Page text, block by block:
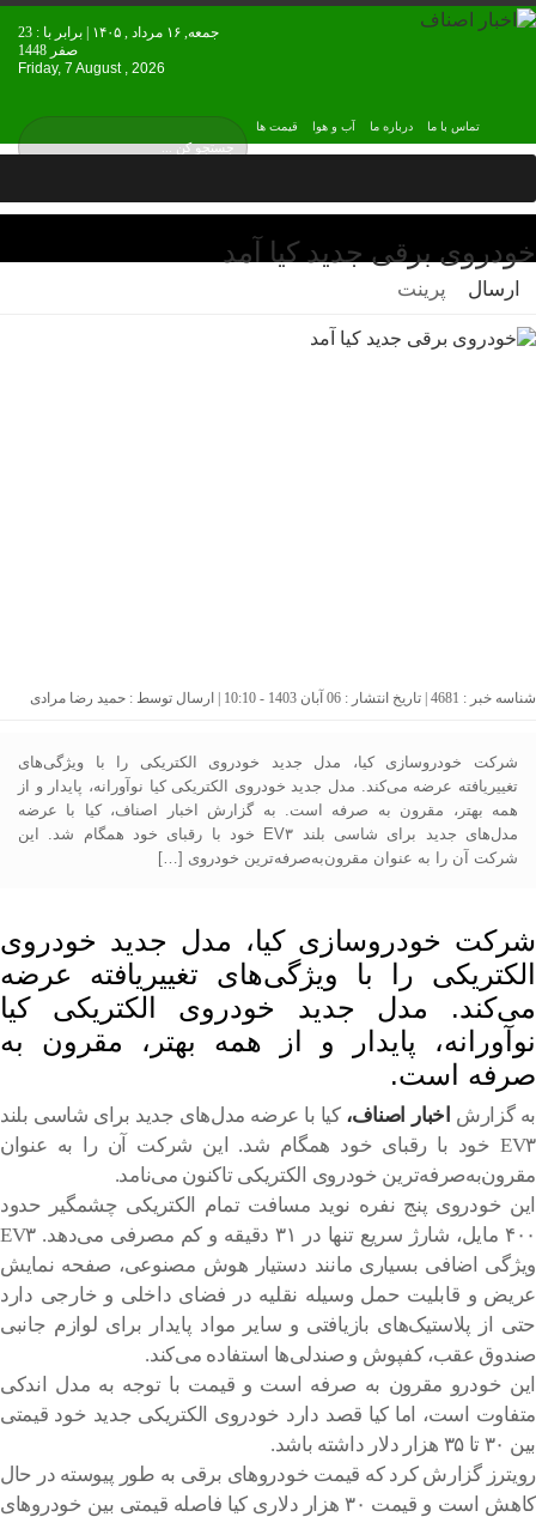
قیمت ها آب و هوا درباره ما تماس با ما
جمعه, ۱۶ مرداد , ۱۴۰۵ | برابر با : 23
صفر 1448
Friday, 7 August , 2026
خودروی برقی جدید کیا آمد
ارسال پرینت
شناسه خبر : 4681 | تاریخ انتشار : 06 آبان 1403 - 10:10 | ارسال توسط : حمید رضا مرادی
شرکت خودروسازی کیا، مدل جدید خودروی الکتریکی را با ویژگی‌های
تغییریافته عرضه می‌کند. مدل جدید خودروی الکتریکی کیا نوآورانه، پایدار و از
همه بهتر، مقرون به صرفه است. به گزارش اخبار اصناف، کیا با عرضه
مدل‌های جدید برای شاسی بلند EV۳ خود با رقبای خود همگام شد. این
شرکت آن را به عنوان مقرون‌به‌صرفه‌ترین خودروی […]
شرکت خودروسازی کیا، مدل جدید خودروی
الکتریکی را با ویژگی‌های تغییریافته عرضه
می‌کند. مدل جدید خودروی الکتریکی کیا
نوآورانه، پایدار و از همه بهتر، مقرون به
صرفه است.
به گزارش اخبار اصناف، کیا با عرضه مدل‌های جدید برای شاسی بلند
EV۳ خود با رقبای خود همگام شد. این شرکت آن را به عنوان
مقرون‌به‌صرفه‌ترین خودروی الکتریکی تاکنون می‌نامد.
این خودروی پنج نفره نوید مسافت تمام الکتریکی چشمگیر حدود
۴۰۰ مایل، شارژ سریع تنها در ۳۱ دقیقه و کم مصرفی می‌دهد. EV۳
ویژگی اضافی بسیاری مانند دستیار هوش مصنوعی، صفحه نمایش
عریض و قابلیت حمل وسیله نقلیه در فضای داخلی و خارجی دارد
حتی از پلاستیک‌های بازیافتی و سایر مواد پایدار برای لوازم جانبی
صندوق عقب، کفپوش و صندلی‌ها استفاده می‌کند.
این خودرو مقرون به صرفه است و قیمت با توجه به مدل اندکی
متفاوت است، اما کیا قصد دارد خودروی الکتریکی جدید خود قیمتی
بین ۳۰ تا ۳۵ هزار دلار داشته باشد.
رویترز گزارش کرد که قیمت خودروهای برقی به طور پیوسته در حال
کاهش است و قیمت ۳۰ هزار دلاری کیا فاصله قیمتی بین خودروهای